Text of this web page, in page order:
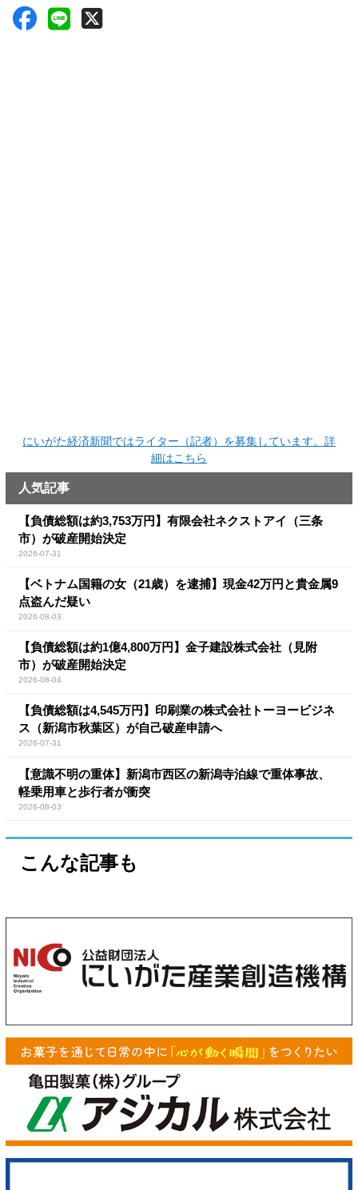
にいがた経済新聞ではライター（記者）を募集しています。詳
細はこちら
人気記事
【負債総額は約3,753万円】有限会社ネクストアイ（三条
市）が破産開始決定
2026-07-31
【ベトナム国籍の女（21歳）を逮捕】現金42万円と貴金属9
点盗んだ疑い
2026-08-03
【負債総額は約1億4,800万円】金子建設株式会社（見附
市）が破産開始決定
2026-08-04
【負債総額は4,545万円】印刷業の株式会社トーヨービジネ
ス（新潟市秋葉区）が自己破産申請へ
2026-07-31
【意識不明の重体】新潟市西区の新潟寺泊線で重体事故、
軽乗用車と歩行者が衝突
2026-08-03
こんな記事も